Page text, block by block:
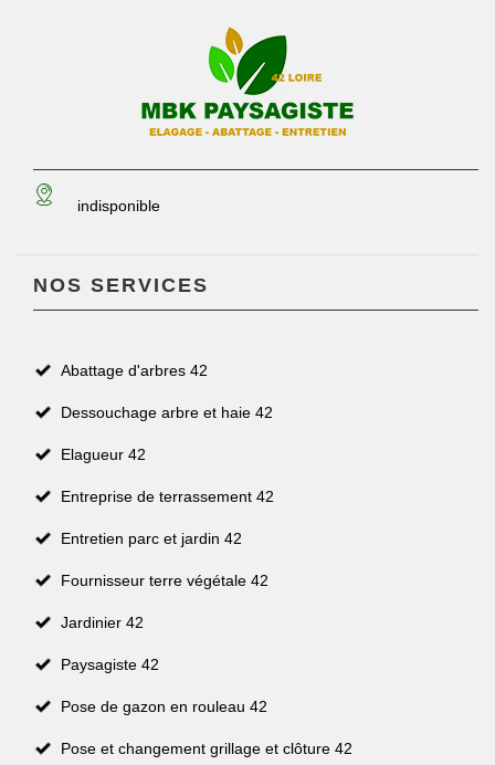
indisponible
NOS SERVICES
Abattage d'arbres 42
Dessouchage arbre et haie 42
Elagueur 42
Entreprise de terrassement 42
Entretien parc et jardin 42
Fournisseur terre végétale 42
Jardinier 42
Paysagiste 42
Pose de gazon en rouleau 42
Pose et changement grillage et clôture 42